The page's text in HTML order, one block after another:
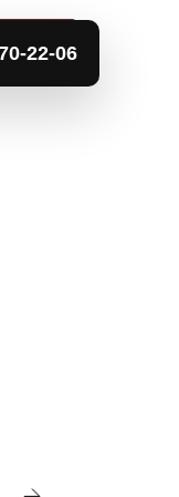
22-06
ЗВОНОК